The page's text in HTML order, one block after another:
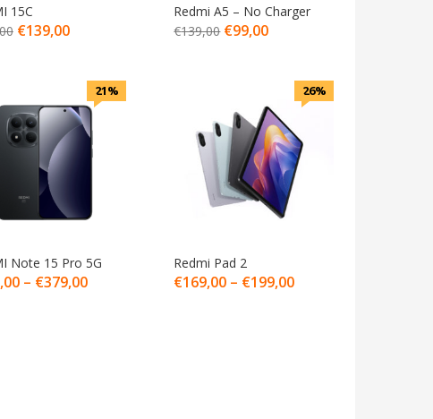
15C
€139,00
Redmi A5 – No Charger
€139,00 €99,00
21%
Note 15 Pro 5G
– €379,00
26%
Redmi Pad 2
€169,00 – €199,00